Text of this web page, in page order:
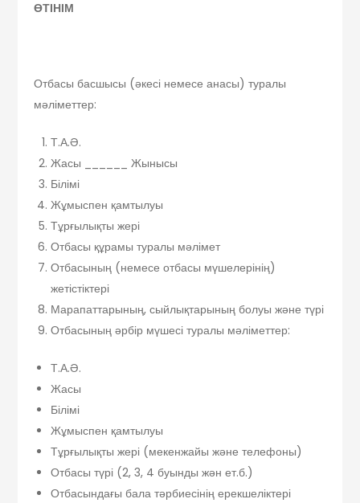
ӨТІНІМ
Отбасы басшысы (әкесі немесе анасы) туралы
мәліметтер:
Т.А.Ә.
Жасы ______ Жынысы
Білімі
Жұмыспен қамтылуы
Тұрғылықты жері
Отбасы құрамы туралы мәлімет
Отбасының (немесе отбасы мүшелерінің)
жетістіктері
Марапаттарының, сыйлықтарының болуы және түрі
Отбасының әрбір мүшесі туралы мәліметтер:
Т.А.Ә.
Жасы
Білімі
Жұмыспен қамтылуы
Тұрғылықты жері (мекенжайы және телефоны)
Отбасы түрі (2, 3, 4 буынды жән ет.б.)
Отбасындағы бала тәрбиесінің ерекшеліктері